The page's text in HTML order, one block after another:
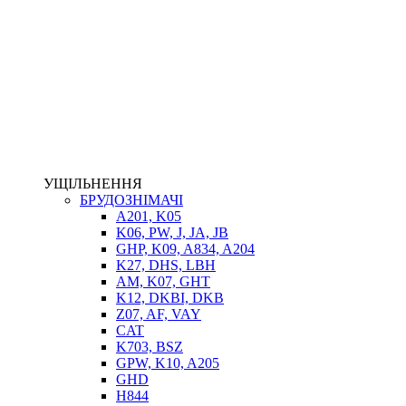
ВТУЛКИ
УЩІЛЬНЕННЯ
БРУДОЗНІМАЧІ
A201, K05
K06, PW, J, JA, JB
GHP, K09, A834, A204
K27, DHS, LBH
AM, K07, GHT
K12, DKBI, DKB
Z07, AF, VAY
CAT
K703, BSZ
GPW, K10, A205
GHD
H844